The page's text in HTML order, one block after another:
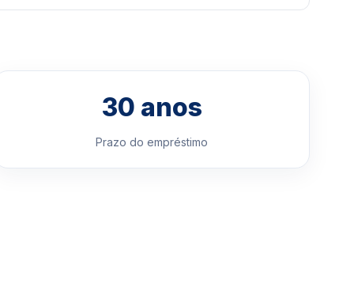
30 anos
Prazo do empréstimo